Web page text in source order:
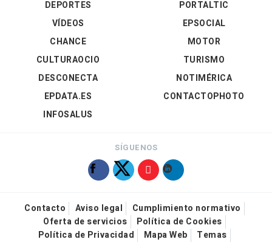
DEPORTES
VÍDEOS
PORTALTIC
EPSOCIAL
CHANCE
CULTURAOCIO
DESCONECTA
EPDATA.ES
INFOSALUS
MOTOR
TURISMO
NOTIMÉRICA
CONTACTOPHOTO
SÍGUENOS
Contacto Aviso legal
Cumplimiento normativo
Oferta de servicios
Política de Cookies
Política de Privacidad
Mapa Web Temas